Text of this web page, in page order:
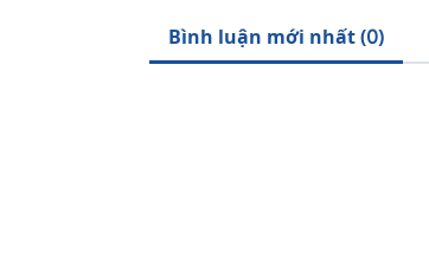
Bình luận mới nhất (0)